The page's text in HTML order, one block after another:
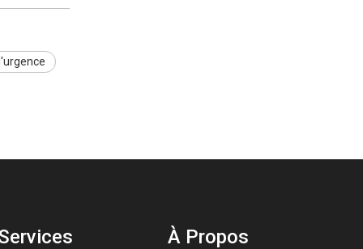
À Propos